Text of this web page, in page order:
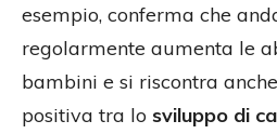
esempio, conferma che
regolarmente aumenta le
bambini e si riscontra
positiva tra lo sviluppo di